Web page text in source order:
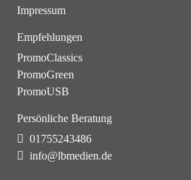
Impressum
Empfehlungen
PromoClassics
PromoGreen
PromoUSB
Persönliche Beratung
01755243486
info@lbmedien.de